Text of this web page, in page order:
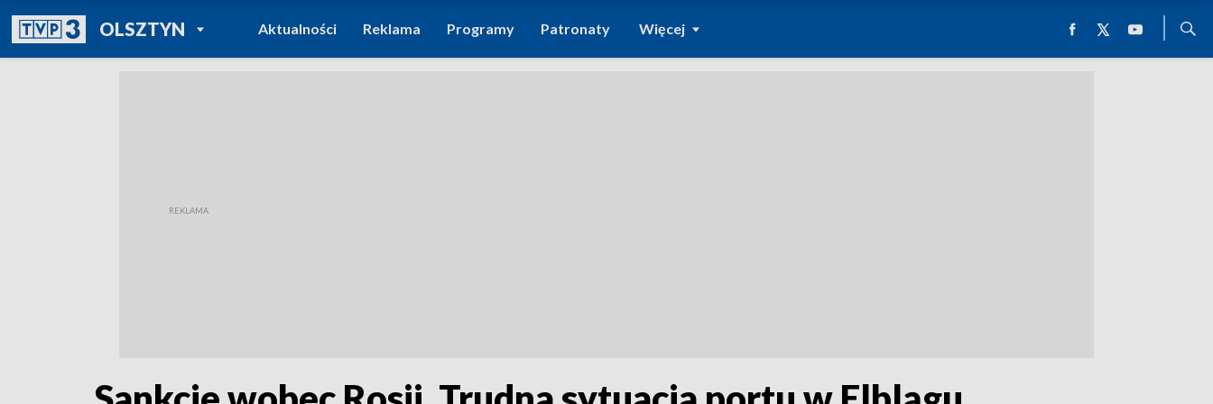
OLSZTYNPOWRÓT DO
TVP REGIONY
Aktualności Reklama Programy Patronaty Więcej